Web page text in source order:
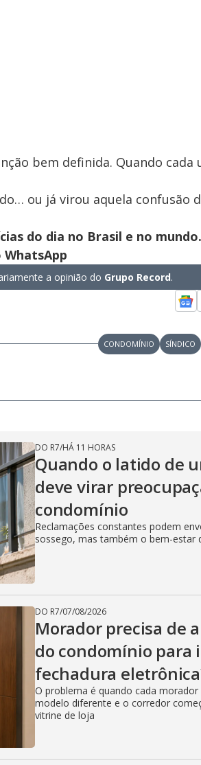
bem definida. Quando cada
ou já virou aquela confusão
do dia no Brasil e no mundo.
a opinião do Grupo Record.
CONDOMÍNIO SÍNDICO
DO R7/HÁ 11 HORAS
Quando o latido de
deve virar
condomínio
Reclamações constantes podem
sossego, mas também o bem-estar
DO R7/07/08/2026
Morador precisa de
do condomínio para
fechadura
O problema é quando cada
modelo diferente e o corredor
vitrine de loja